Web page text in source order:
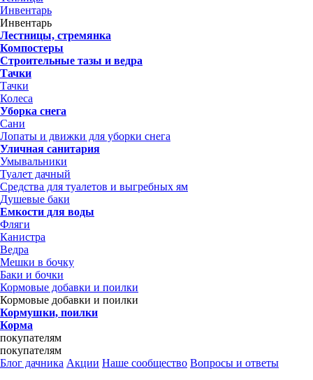
Инвентарь
Инвентарь
Лестницы, стремянка
Компостеры
Строительные тазы и ведра
Тачки
Тачки
Колеса
Уборка снега
Сани
Лопаты и движки для уборки снега
Уличная санитария
Умывальники
Туалет дачный
Средства для туалетов и выгребных ям
Душевые баки
Емкости для воды
Фляги
Канистра
Ведра
Мешки в бочку
Баки и бочки
Кормовые добавки и поилки
Кормовые добавки и поилки
Кормушки, поилки
Корма
покупателям
покупателям
Блог дачника Акции Наше сообщество Вопросы и ответы